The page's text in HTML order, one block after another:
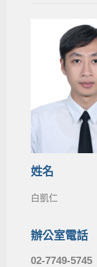
姓名
白凱仁
辦公室電話
02-7749-5745